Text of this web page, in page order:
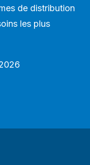
de distribution
les plus